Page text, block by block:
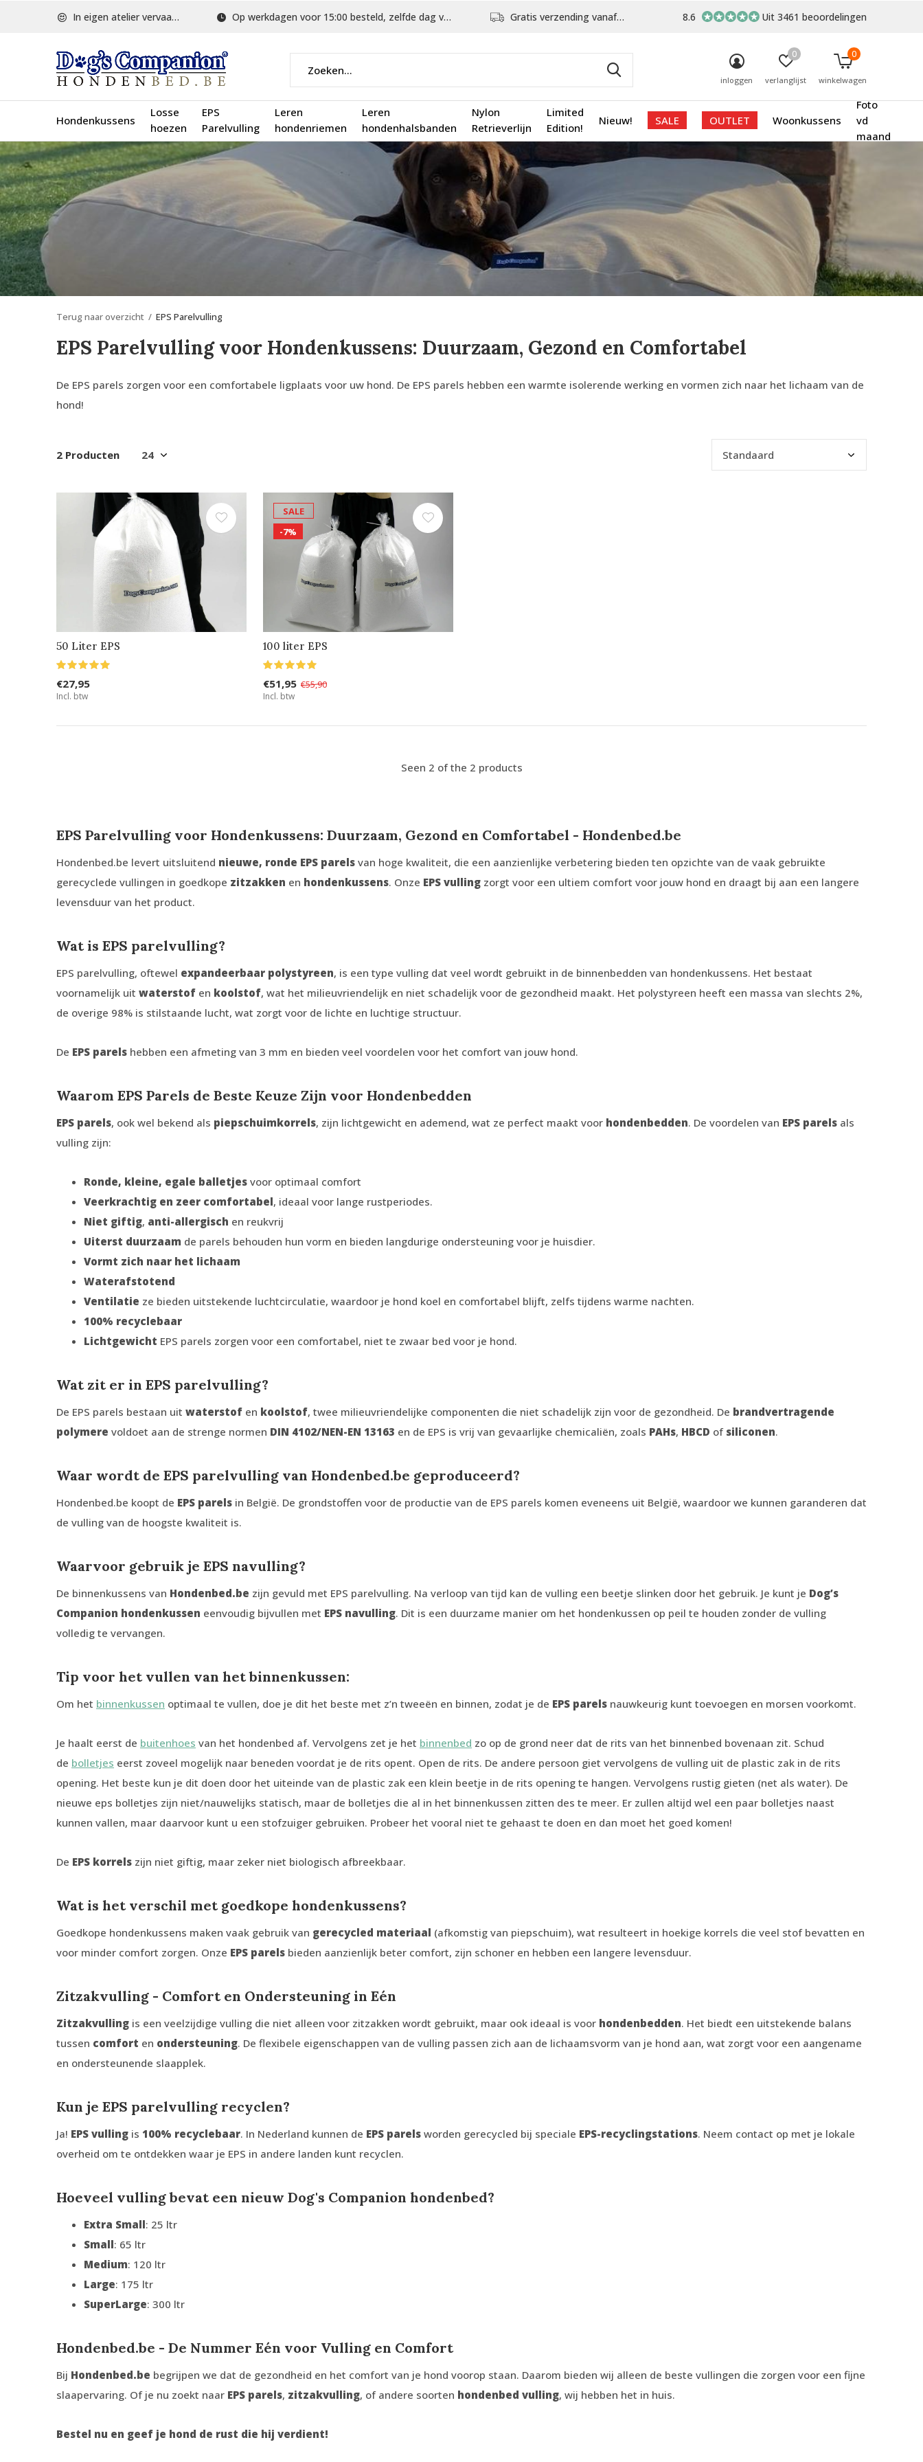
Hondenkussens
Losse
hoezen
EPS
Parelvulling
Leren
hondenriemen
Leren
hondenhalsbanden
Nylon
Retrieverlijn
Limited
Edition!
Nieuw! SALE OUTLET Woonkussens
Foto
vd
maand
inloggen verlanglijst
0
winkelwagen
0
In eigen atelier vervaardigd Op werkdagen voor 15:00 besteld, zelfde dag verstuurd Gratis verzending vanaf €75,- 8.6 Uit 3461 beoordelingen
Terug naar overzicht EPS Parelvulling
EPS Parelvulling voor Hondenkussens: Duurzaam, Gezond en Comfortabel
De EPS parels zorgen voor een comfortabele ligplaats voor uw hond. De EPS parels hebben een warmte isolerende werking en vormen zich naar het lichaam van de
hond!
2 Producten
50 Liter EPS
€27,95
Incl. btw
SALE
-7%
100 liter EPS
€51,95 €55,90
Incl. btw
Seen 2 of the 2 products
EPS Parelvulling voor Hondenkussens: Duurzaam, Gezond en Comfortabel - Hondenbed.be
Hondenbed.be levert uitsluitend nieuwe, ronde EPS parels van hoge kwaliteit, die een aanzienlijke verbetering bieden ten opzichte van de vaak gebruikte
gerecyclede vullingen in goedkope zitzakken en hondenkussens. Onze EPS vulling zorgt voor een ultiem comfort voor jouw hond en draagt bij aan een langere
levensduur van het product.
Wat is EPS parelvulling?
EPS parelvulling, oftewel expandeerbaar polystyreen, is een type vulling dat veel wordt gebruikt in de binnenbedden van hondenkussens. Het bestaat
voornamelijk uit waterstof en koolstof, wat het milieuvriendelijk en niet schadelijk voor de gezondheid maakt. Het polystyreen heeft een massa van slechts 2%,
de overige 98% is stilstaande lucht, wat zorgt voor de lichte en luchtige structuur.
De EPS parels hebben een afmeting van 3 mm en bieden veel voordelen voor het comfort van jouw hond.
Waarom EPS Parels de Beste Keuze Zijn voor Hondenbedden
EPS parels, ook wel bekend als piepschuimkorrels, zijn lichtgewicht en ademend, wat ze perfect maakt voor hondenbedden. De voordelen van EPS parels als
vulling zijn:
Ronde, kleine, egale balletjes voor optimaal comfort
Veerkrachtig en zeer comfortabel, ideaal voor lange rustperiodes.
Niet giftig, anti-allergisch en reukvrij
Uiterst duurzaam de parels behouden hun vorm en bieden langdurige ondersteuning voor je huisdier.
Vormt zich naar het lichaam
Waterafstotend
Ventilatie ze bieden uitstekende luchtcirculatie, waardoor je hond koel en comfortabel blijft, zelfs tijdens warme nachten.
100% recyclebaar
Lichtgewicht EPS parels zorgen voor een comfortabel, niet te zwaar bed voor je hond.
Wat zit er in EPS parelvulling?
De EPS parels bestaan uit waterstof en koolstof, twee milieuvriendelijke componenten die niet schadelijk zijn voor de gezondheid. De brandvertragende
polymere voldoet aan de strenge normen DIN 4102/NEN-EN 13163 en de EPS is vrij van gevaarlijke chemicaliën, zoals PAHs, HBCD of siliconen.
Waar wordt de EPS parelvulling van Hondenbed.be geproduceerd?
Hondenbed.be koopt de EPS parels in België. De grondstoffen voor de productie van de EPS parels komen eveneens uit België, waardoor we kunnen garanderen dat
de vulling van de hoogste kwaliteit is.
Waarvoor gebruik je EPS navulling?
De binnenkussens van Hondenbed.be zijn gevuld met EPS parelvulling. Na verloop van tijd kan de vulling een beetje slinken door het gebruik. Je kunt je Dog’s
Companion hondenkussen eenvoudig bijvullen met EPS navulling. Dit is een duurzame manier om het hondenkussen op peil te houden zonder de vulling
volledig te vervangen.
Tip voor het vullen van het binnenkussen:
Om het binnenkussen optimaal te vullen, doe je dit het beste met z’n tweeën en binnen, zodat je de EPS parels nauwkeurig kunt toevoegen en morsen voorkomt.
Je haalt eerst de buitenhoes van het hondenbed af. Vervolgens zet je het binnenbed zo op de grond neer dat de rits van het binnenbed bovenaan zit. Schud
de bolletjes eerst zoveel mogelijk naar beneden voordat je de rits opent. Open de rits. De andere persoon giet vervolgens de vulling uit de plastic zak in de rits
opening. Het beste kun je dit doen door het uiteinde van de plastic zak een klein beetje in de rits opening te hangen. Vervolgens rustig gieten (net als water). De
nieuwe eps bolletjes zijn niet/nauwelijks statisch, maar de bolletjes die al in het binnenkussen zitten des te meer. Er zullen altijd wel een paar bolletjes naast
kunnen vallen, maar daarvoor kunt u een stofzuiger gebruiken. Probeer het vooral niet te gehaast te doen en dan moet het goed komen!
De EPS korrels zijn niet giftig, maar zeker niet biologisch afbreekbaar.
Wat is het verschil met goedkope hondenkussens?
Goedkope hondenkussens maken vaak gebruik van gerecycled materiaal (afkomstig van piepschuim), wat resulteert in hoekige korrels die veel stof bevatten en
voor minder comfort zorgen. Onze EPS parels bieden aanzienlijk beter comfort, zijn schoner en hebben een langere levensduur.
Zitzakvulling - Comfort en Ondersteuning in Eén
Zitzakvulling is een veelzijdige vulling die niet alleen voor zitzakken wordt gebruikt, maar ook ideaal is voor hondenbedden. Het biedt een uitstekende balans
tussen comfort en ondersteuning. De flexibele eigenschappen van de vulling passen zich aan de lichaamsvorm van je hond aan, wat zorgt voor een aangename
en ondersteunende slaapplek.
Kun je EPS parelvulling recyclen?
Ja! EPS vulling is 100% recyclebaar. In Nederland kunnen de EPS parels worden gerecycled bij speciale EPS-recyclingstations. Neem contact op met je lokale
overheid om te ontdekken waar je EPS in andere landen kunt recyclen.
Hoeveel vulling bevat een nieuw Dog's Companion hondenbed?
Extra Small: 25 ltr
Small: 65 ltr
Medium: 120 ltr
Large: 175 ltr
SuperLarge: 300 ltr
Hondenbed.be - De Nummer Eén voor Vulling en Comfort
Bij Hondenbed.be begrijpen we dat de gezondheid en het comfort van je hond voorop staan. Daarom bieden wij alleen de beste vullingen die zorgen voor een fijne
slaapervaring. Of je nu zoekt naar EPS parels, zitzakvulling, of andere soorten hondenbed vulling, wij hebben het in huis.
Bestel nu en geef je hond de rust die hij verdient!